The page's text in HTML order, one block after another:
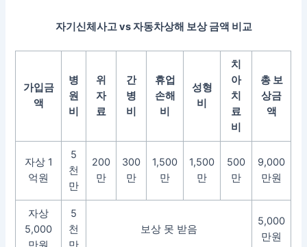
자기신체사고 vs 자동차상해 보상 금액 비교
가입금
액
병
원
비
위
자
료
간
병
비
휴업
손해
비
성형
비
치
아
치
료
비
총 보
상금
액
자상 1
억원
5
천
만
200
만
300
만
1,500
만
1,500
만
500
만
9,000
만원
자상
5,000
5
천
보상 못 받음
5,000
만원